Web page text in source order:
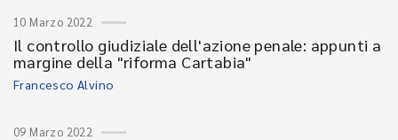
10 Marzo 2022
Il controllo giudiziale dell'azione penale: appunti a
margine della "riforma Cartabia"
Francesco Alvino
09 Marzo 2022